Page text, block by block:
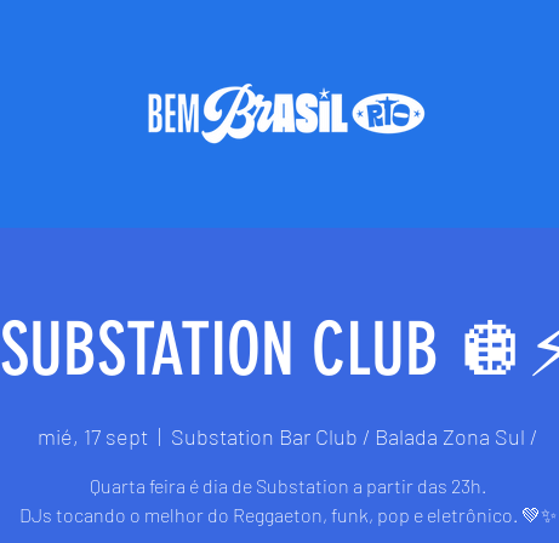
SUBSTATION CLUB
mié, 17 sept
  |
Substation Bar Club / Balada Zona Sul /
Quarta feira é dia de Substation a partir das 23h.
DJs tocando o melhor do Reggaeton, funk, pop e eletrônico. 💚✨